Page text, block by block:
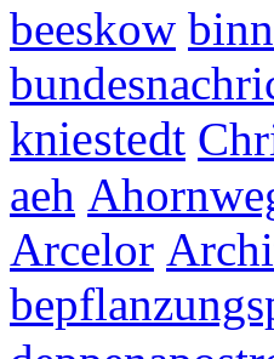
beeskow
kniestedt
aeh
Arcelor